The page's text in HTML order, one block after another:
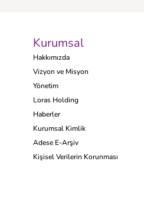
Kurumsal
Hakkımızda
Vizyon ve Misyon
Yönetim
Loras Holding
Haberler
Kurumsal Kimlik
Adese E-Arşiv
Kişisel Verilerin Korunması